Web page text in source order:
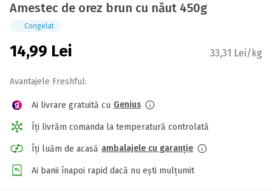
Amestec de orez brun cu năut 450g
Congelat
14,99 Lei 33,31 Lei/kg
Avantajele Freshful:
Ai livrare gratuită cu Genius
Îți livrăm comanda la temperatură controlată
Îți luăm de acasă ambalajele cu garanție
Ai banii înapoi rapid dacă nu ești mulțumit